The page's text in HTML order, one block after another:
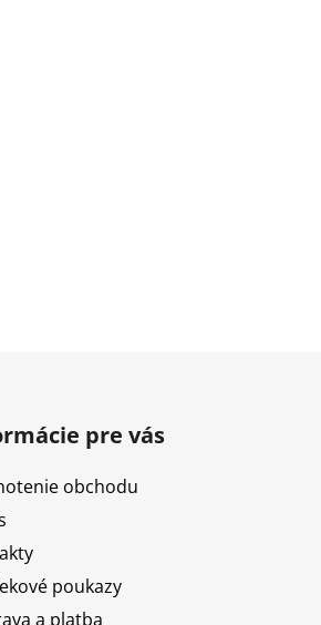
pre vás
obchodu
poukazy
a platba